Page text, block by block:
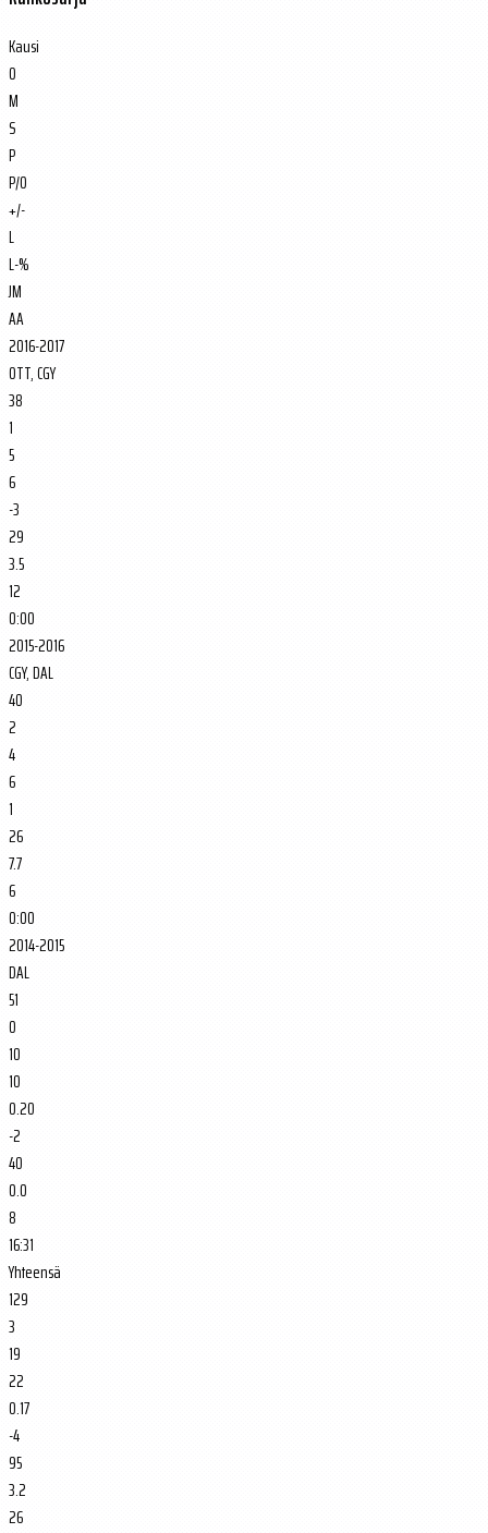
Kausi
O
M
S
P
P/O
+/-
L
L-%
JM
AA
2016-2017
OTT, CGY
38
1
5
6
-3
29
3.5
12
0:00
2015-2016
CGY, DAL
40
2
4
6
1
26
7.7
6
0:00
2014-2015
DAL
51
0
10
10
0.20
-2
40
0.0
8
16:31
Yhteensä
129
3
19
22
0.17
-4
95
3.2
26